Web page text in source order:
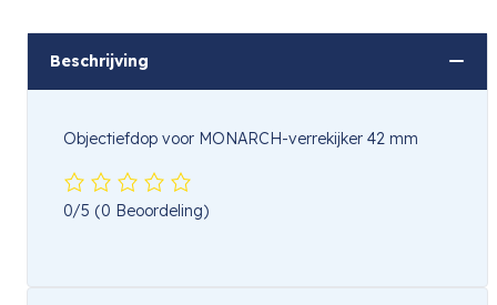
Beschrijving
Objectiefdop voor MONARCH-verrekijker 42 mm
0/5 (0 Beoordeling)